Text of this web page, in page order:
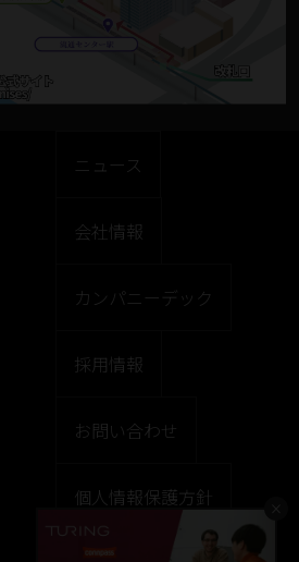
ニュース
会社情報
カンパニーデック
採用情報
お問い合わせ
個人情報保護方針